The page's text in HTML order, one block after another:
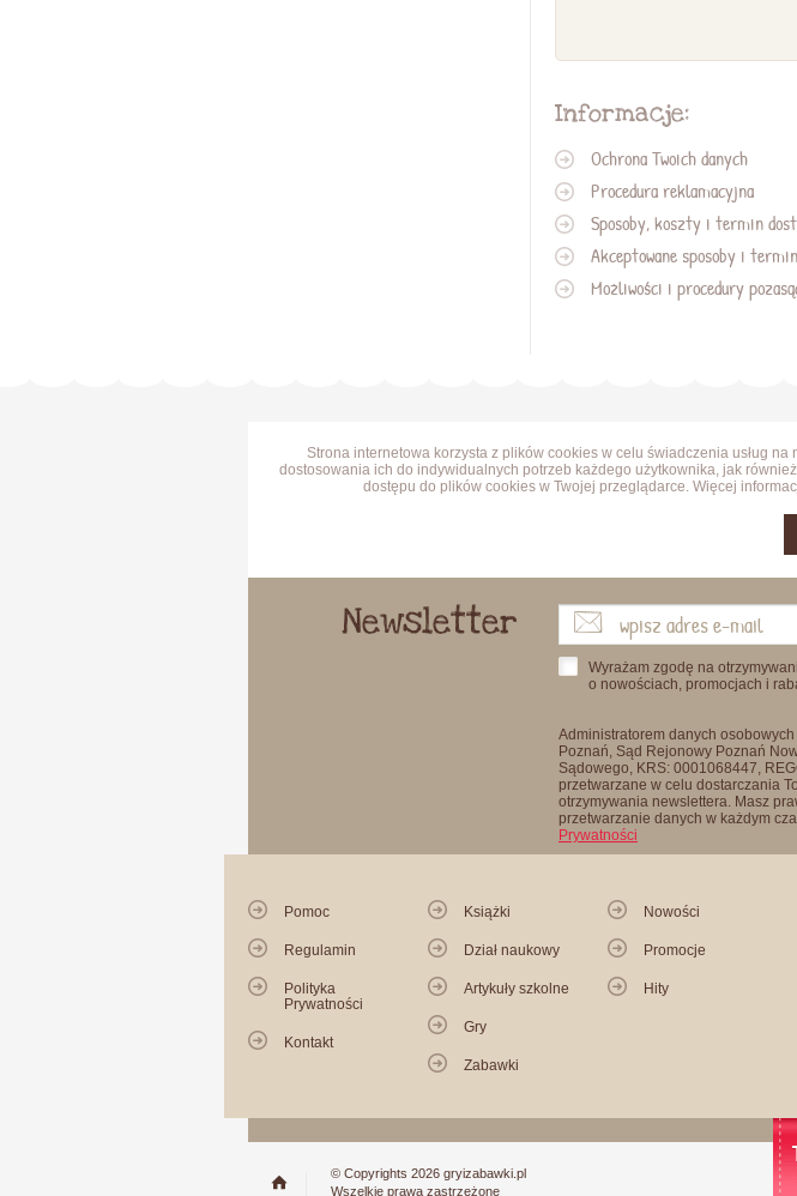
Informacje:
Ochrona Twoich danych
Procedura reklamacyjna
Sposoby, koszty i termin
Akceptowane sposoby i
Możliwości i procedury
Strona internetowa korzysta z plików cookies w celu świadczenia usług
dostosowania ich do indywidualnych potrzeb każdego użytkownika, jak
dostępu do plików cookies w Twojej przeglądarce. Więcej
Newsletter
Wyrażam zgodę na
o nowościach, promocjach i
Administratorem danych
Poznań, Sąd Rejonowy Poznań
Sądowego, KRS: 0001068447,
przetwarzane w celu dostarczania
otrzymywania newslettera. Masz
przetwarzanie danych w każdym
Prywatności
Pomoc
Regulamin
Polityka
Prywatności
Kontakt
Książki
Dział naukowy
Artykuły szkolne
Gry
Zabawki
Nowości
Promocje
Hity
© Copyrights 2026 gryizabawki.pl
Wszelkie prawa zastrzeżone